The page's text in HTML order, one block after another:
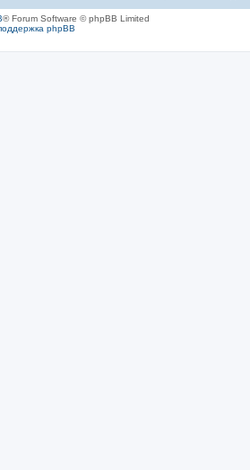
® Forum Software © phpBB Limited
phpBB